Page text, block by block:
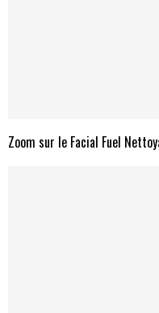
Zoom sur le Facial Fuel